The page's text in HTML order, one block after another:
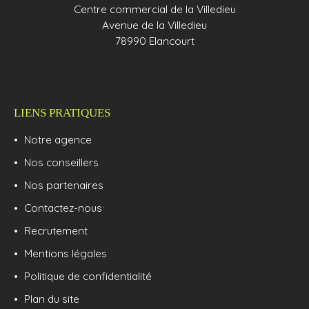
Centre commercial de la Villedieu
Avenue de la Villedieu
78990 Elancourt
LIENS PRATIQUES
Notre agence
Nos conseillers
Nos partenaires
Contactez-nous
Recrutement
Mentions légales
Politique de confidentialité
Plan du site